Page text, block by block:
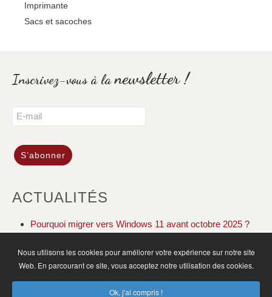
Imprimante
Sacs et sacoches
Inscrivez-vous à lanewsletter !
ACTUALITÉS
Pourquoi migrer vers Windows 11 avant octobre 2025 ?
ACCUEIL ACTUALITÉS PLAN DU SITE
Nous utilisons les cookies pour améliorer votre expérience sur notre site
Web. En parcourant ce site, vous acceptez notre utilisation des cookies.
Ok, j'ai compris !